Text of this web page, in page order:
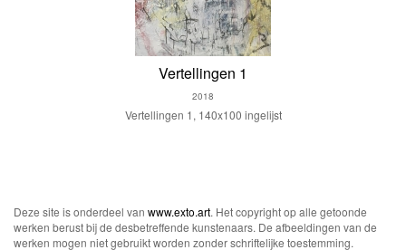
Vertellingen 1
2018
Vertellingen 1, 140x100 ingelijst
Deze site is onderdeel van www.exto.art. Het copyright op alle getoonde
werken berust bij de desbetreffende kunstenaars. De afbeeldingen van de
werken mogen niet gebruikt worden zonder schriftelijke toestemming.